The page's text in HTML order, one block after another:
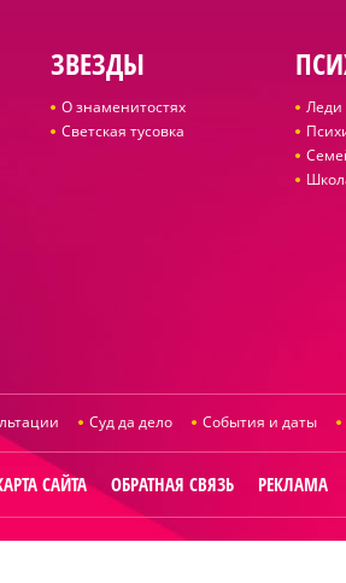
ЗВЕЗДЫ
О знаменитостях
Светская тусовка
Леди
Суд да дело События и даты
САЙТА ОБРАТНАЯ СВЯЗЬ РЕКЛАМА